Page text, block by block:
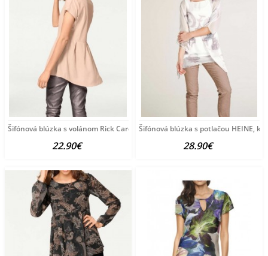
Šifónová blúzka s volánom Rick Cardona, púdrová
22.90€
Šifónová blúzka s potlačou HEINE,
28.90€